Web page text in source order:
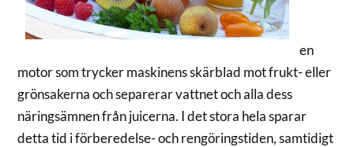
en
motor som trycker maskinens skärblad mot frukt- eller
grönsakerna och separerar vattnet och alla dess
näringsämnen från juicerna. I det stora hela sparar
detta tid i förberedelse- och rengöringstiden, samtidigt